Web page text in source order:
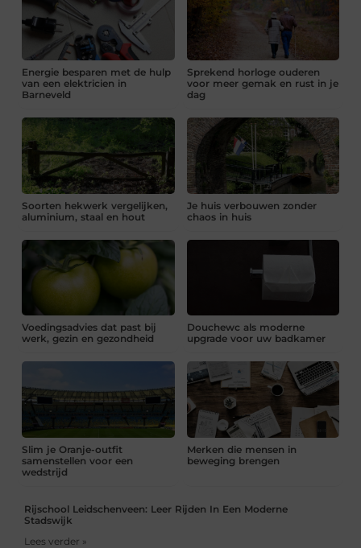
Energie besparen met de hulp
van een elektricien in
Barneveld
Sprekend horloge ouderen
voor meer gemak en rust in je
dag
Soorten hekwerk vergelijken,
aluminium, staal en hout
Je huis verbouwen zonder
chaos in huis
Voedingsadvies dat past bij
werk, gezin en gezondheid
Douchewc als moderne
upgrade voor uw badkamer
Slim je Oranje-outfit
samenstellen voor een
wedstrijd
Merken die mensen in
beweging brengen
Rijschool Leidschenveen: Leer Rijden In Een Moderne
Stadswijk
Lees verder »